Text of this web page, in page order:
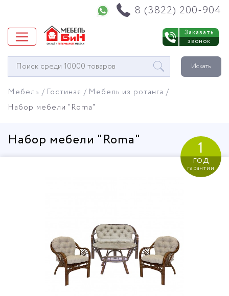
8 (3822) 200-904
Заказать
звонок
Окно
поиска
Искать
Мебель Гостиная
Мебель из ротанга
Набор мебели "Roma"
Набор мебели "Roma" 1
год
гарантии